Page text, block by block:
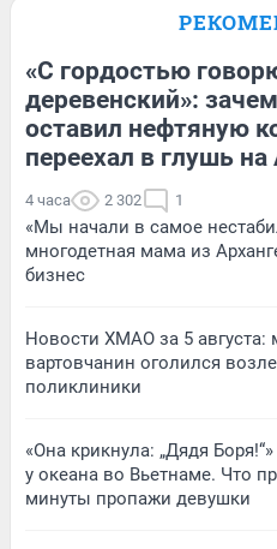
«С гордостью
деревенский»:
оставил нефтяную
переехал в глушь на
4 часа 2 302 1
«Мы начали в самое
многодетная мама из
бизнес
Новости ХМАО за 5 августа:
вартовчанин оголился
поликлиники
«Она крикнула: „Дядя
у океана во Вьетнаме. Что
минуты пропажи девушки